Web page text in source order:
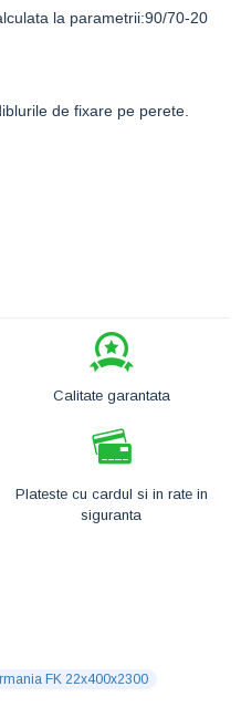
Calitate garantata
Plateste cu cardul si in rate in
siguranta
la parametrii:90/70-20
de fixare pe perete.
FK 22x400x2300